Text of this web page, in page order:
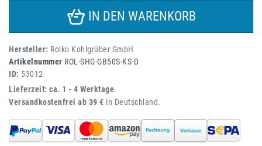
IN DEN WARENKORB
Hersteller: Rolko Kohlgrüber GmbH
Artikelnummer ROL-SHG-GB50S-KS-D
ID: 53012
Lieferzeit: ca. 1 - 4 Werktage
Versandkostenfrei ab 39 € in Deutschland.